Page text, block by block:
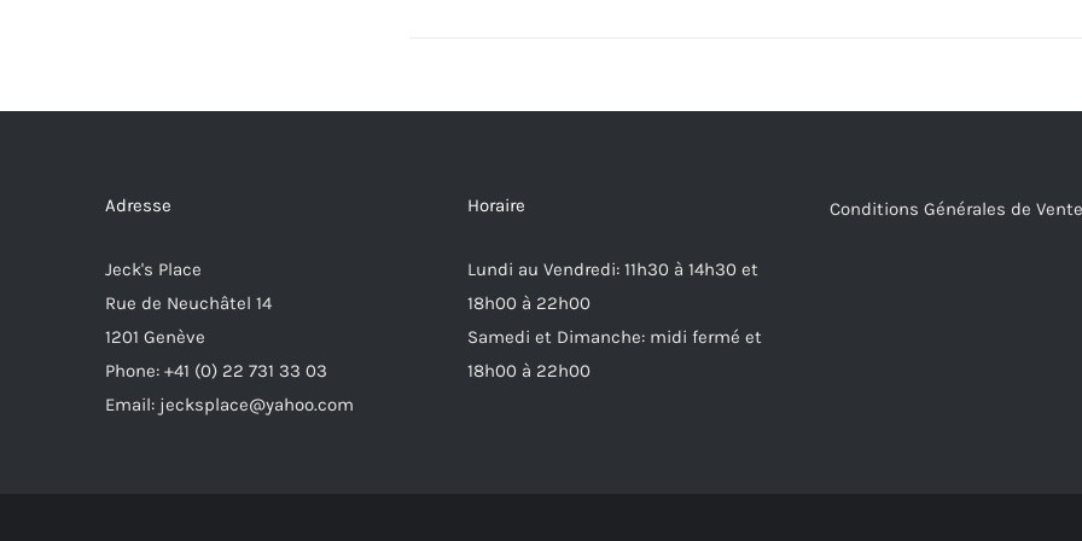
Adresse
Jeck's Place
Rue de Neuchâtel 14
1201 Genève
Phone: +41 (0) 22 731 33 03
Email: jecksplace@yahoo.com
Horaire
Lundi au Vendredi: 11h30 à 14h30 et
18h00 à 22h00
Samedi et Dimanche: midi fermé et
18h00 à 22h00
Conditions Générales de Vente